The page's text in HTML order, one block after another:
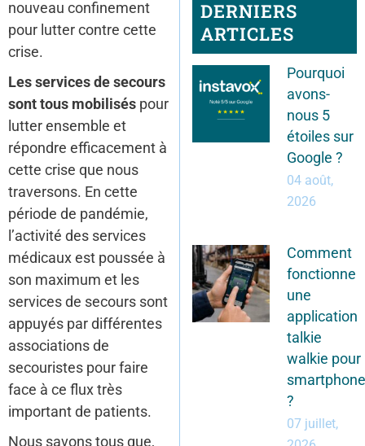
nouveau confinement
pour lutter contre cette
crise.
Les services de secours
sont tous mobilisés pour
lutter ensemble et
répondre efficacement à
cette crise que nous
traversons. En cette
période de pandémie,
l’activité des services
médicaux est poussée à
son maximum et les
services de secours sont
appuyés par différentes
associations de
secouristes pour faire
face à ce flux très
important de patients.
Nous savons tous que,
DERNIERS
ARTICLES
Pourquoi
avons-
nous 5
étoiles sur
Google ?
04 août,
2026
Comment
fonctionne
une
application
talkie
walkie pour
smartphone
?
07 juillet,